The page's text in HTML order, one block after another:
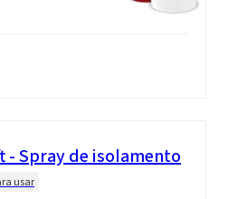
- Spray de isolamento
usar